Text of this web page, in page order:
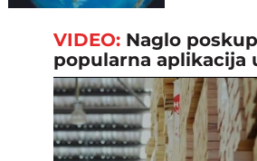
VIDEO: Naglo
popularna aplikacija